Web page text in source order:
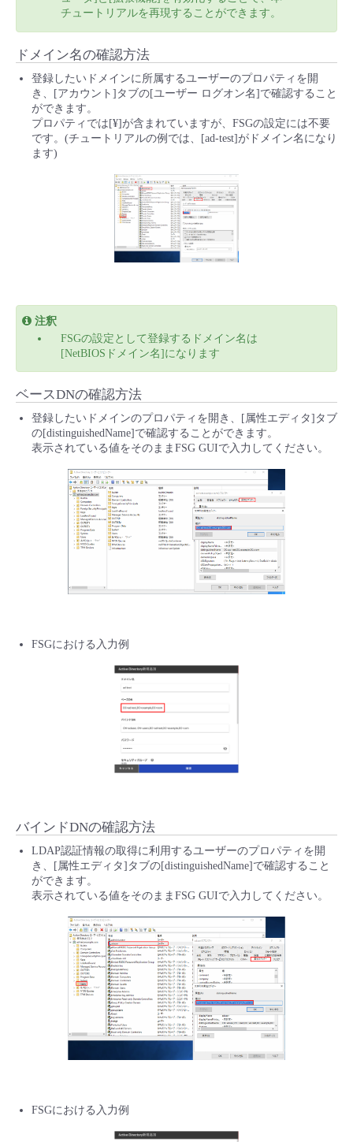
チュートリアルを再現することができます。
ドメイン名の確認方法
登録したいドメインに所属するユーザーのプロパティを開
き、[アカウント]タブの[ユーザー ログオン名]で確認すること
ができます。
プロパティでは[¥]が含まれていますが、FSGの設定には不要
です。(チュートリアルの例では、[ad-test]がドメイン名になり
ます)
注釈
FSGの設定として登録するドメイン名は
[NetBIOSドメイン名]になります
ベースDNの確認方法
登録したいドメインのプロパティを開き、[属性エディタ]タブ
の[distinguishedName]で確認することができます。
表示されている値をそのままFSG GUIで入力してください。
FSGにおける入力例
バインドDNの確認方法
LDAP認証情報の取得に利用するユーザーのプロパティを開
き、[属性エディタ]タブの[distinguishedName]で確認すること
ができます。
表示されている値をそのままFSG GUIで入力してください。
FSGにおける入力例